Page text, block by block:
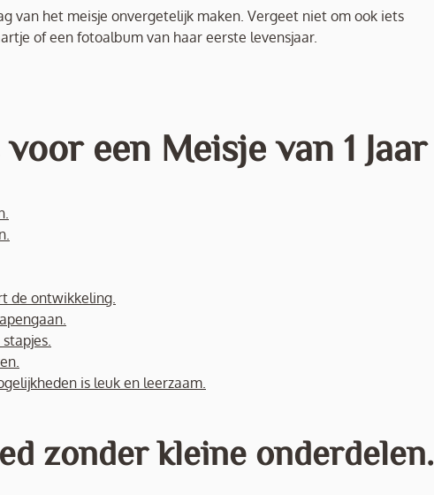
van het meisje onvergetelijk maken. Vergeet niet om ook iets
of een fotoalbum van haar eerste levensjaar.
een Meisje van 1 Jaar
de ontwikkeling.
is leuk en leerzaam.
zonder kleine onderdelen.